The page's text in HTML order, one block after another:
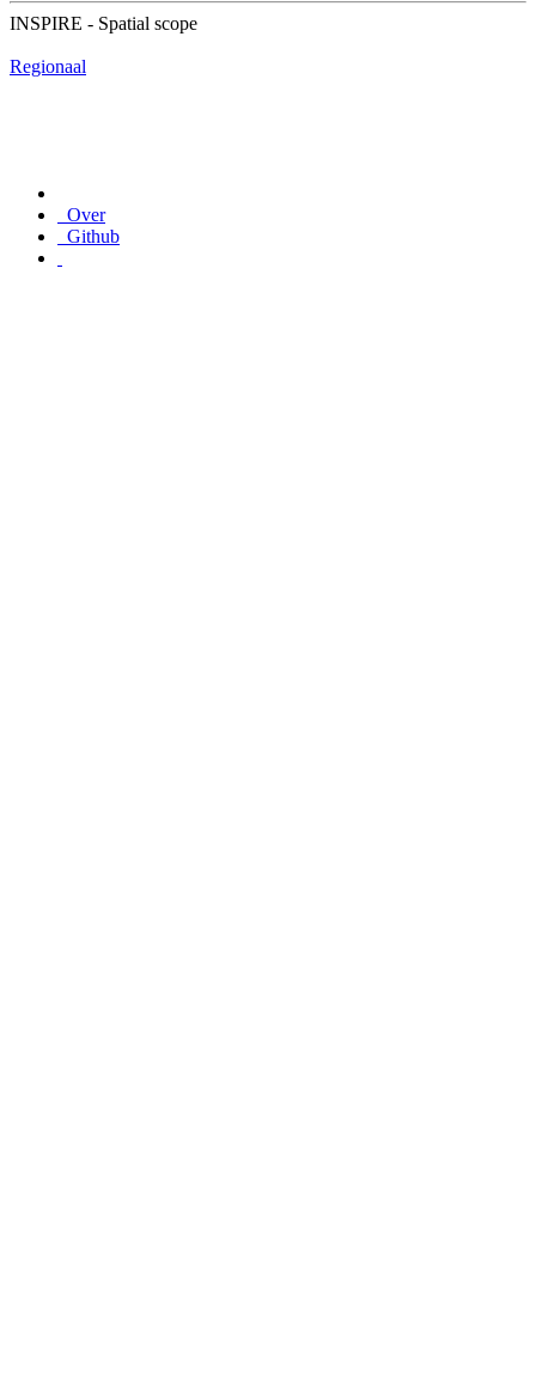
INSPIRE - Spatial scope
Regionaal
Over
Github